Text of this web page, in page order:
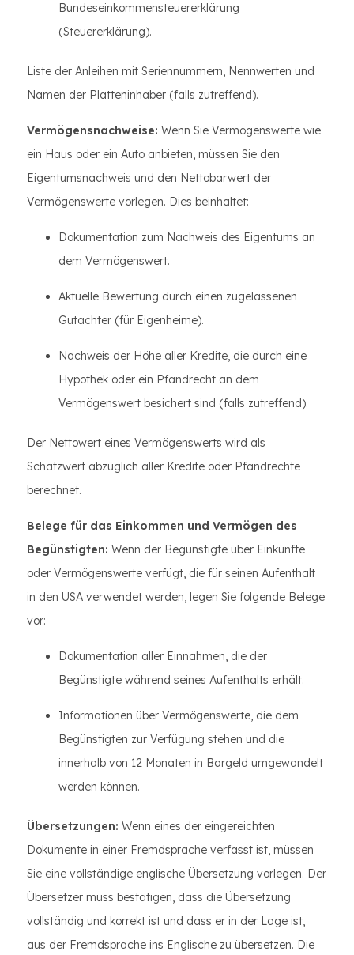
Bundeseinkommensteuererklärung
(Steuererklärung).
Liste der Anleihen mit Seriennummern, Nennwerten und
Namen der Platteninhaber (falls zutreffend).
Vermögensnachweise: Wenn Sie Vermögenswerte wie
ein Haus oder ein Auto anbieten, müssen Sie den
Eigentumsnachweis und den Nettobarwert der
Vermögenswerte vorlegen. Dies beinhaltet:
Dokumentation zum Nachweis des Eigentums an
dem Vermögenswert.
Aktuelle Bewertung durch einen zugelassenen
Gutachter (für Eigenheime).
Nachweis der Höhe aller Kredite, die durch eine
Hypothek oder ein Pfandrecht an dem
Vermögenswert besichert sind (falls zutreffend).
Der Nettowert eines Vermögenswerts wird als
Schätzwert abzüglich aller Kredite oder Pfandrechte
berechnet.
Belege für das Einkommen und Vermögen des
Begünstigten: Wenn der Begünstigte über Einkünfte
oder Vermögenswerte verfügt, die für seinen Aufenthalt
in den USA verwendet werden, legen Sie folgende Belege
vor:
Dokumentation aller Einnahmen, die der
Begünstigte während seines Aufenthalts erhält.
Informationen über Vermögenswerte, die dem
Begünstigten zur Verfügung stehen und die
innerhalb von 12 Monaten in Bargeld umgewandelt
werden können.
Übersetzungen: Wenn eines der eingereichten
Dokumente in einer Fremdsprache verfasst ist, müssen
Sie eine vollständige englische Übersetzung vorlegen. Der
Übersetzer muss bestätigen, dass die Übersetzung
vollständig und korrekt ist und dass er in der Lage ist,
aus der Fremdsprache ins Englische zu übersetzen. Die